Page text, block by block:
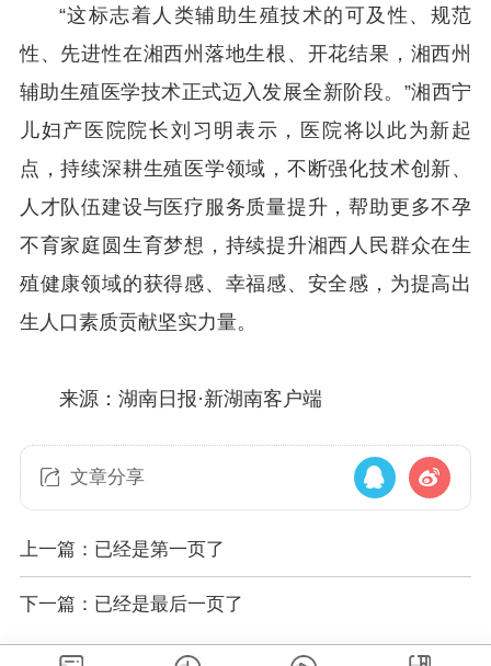
“这标志着人类辅助生殖技术的可及性、规范
性、先进性在湘西州落地生根、开花结果，湘西州
辅助生殖医学技术正式迈入发展全新阶段。”湘西宁
儿妇产医院院长刘习明表示，医院将以此为新起
点，持续深耕生殖医学领域，不断强化技术创新、
人才队伍建设与医疗服务质量提升，帮助更多不孕
不育家庭圆生育梦想，持续提升湘西人民群众在生
殖健康领域的获得感、幸福感、安全感，为提高出
生人口素质贡献坚实力量。
来源：湖南日报·新湖南客户端
文章分享
上一篇：已经是第一页了
下一篇：已经是最后一页了